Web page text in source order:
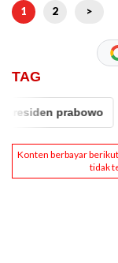
1 2 >
TAG
prabowo